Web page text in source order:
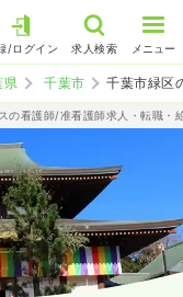
/ログイン 求人検索 メニュー
県 千葉市 千葉市緑区
の看護師/准看護師求人・転職・